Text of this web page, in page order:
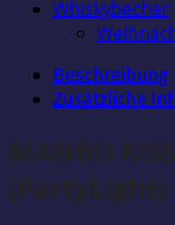
Whiskybecher
Beschreibung
Zusätzliche
MANGO
(PartyLight)